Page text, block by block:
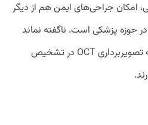
امکان جراحی‌های ایمن هم از دیگر
حوزه پزشکی است. ناگفته نماند
تکنیک‌های مهم دیگری از جمله تصویربرداری OCT در تشخیص